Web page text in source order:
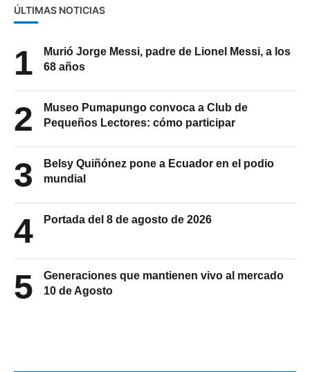
ÚLTIMAS NOTICIAS
1
Murió Jorge Messi, padre de Lionel Messi, a los
68 años
2
Museo Pumapungo convoca a Club de
Pequeños Lectores: cómo participar
3
Belsy Quiñónez pone a Ecuador en el podio
mundial
4 Portada del 8 de agosto de 2026
5
Generaciones que mantienen vivo al mercado
10 de Agosto